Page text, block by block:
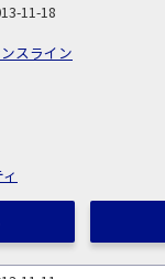
11-18
スライン